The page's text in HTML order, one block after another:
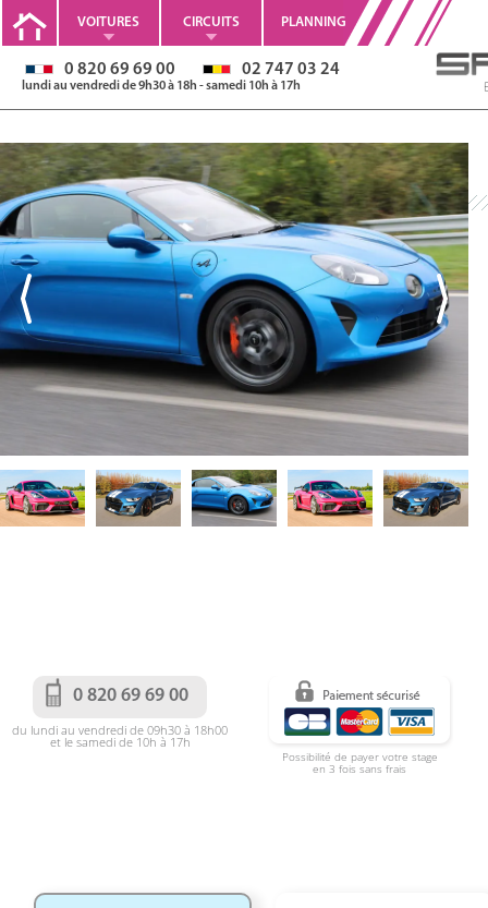
VOITURES CIRCUITS PLANNING
0 820 69 69 00 02 747 03 24
lundi au vendredi de 9h30 à 18h - samedi 10h à 17h
0 820 69 69 00
du lundi au vendredi de 09h30 à 18h00
et le samedi de 10h à 17h
Possibilité de payer votre stage
en 3 fois sans frais